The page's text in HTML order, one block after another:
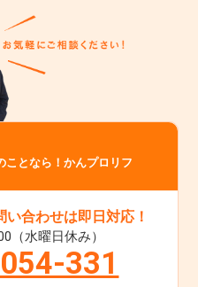
ことなら！かんプロリフ
合わせは即日対応！
（水曜日休み）
331